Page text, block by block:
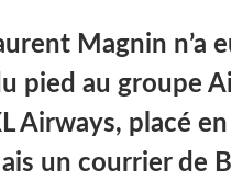
Magnin n’a
pied au groupe
Airways, placé en
un courrier de